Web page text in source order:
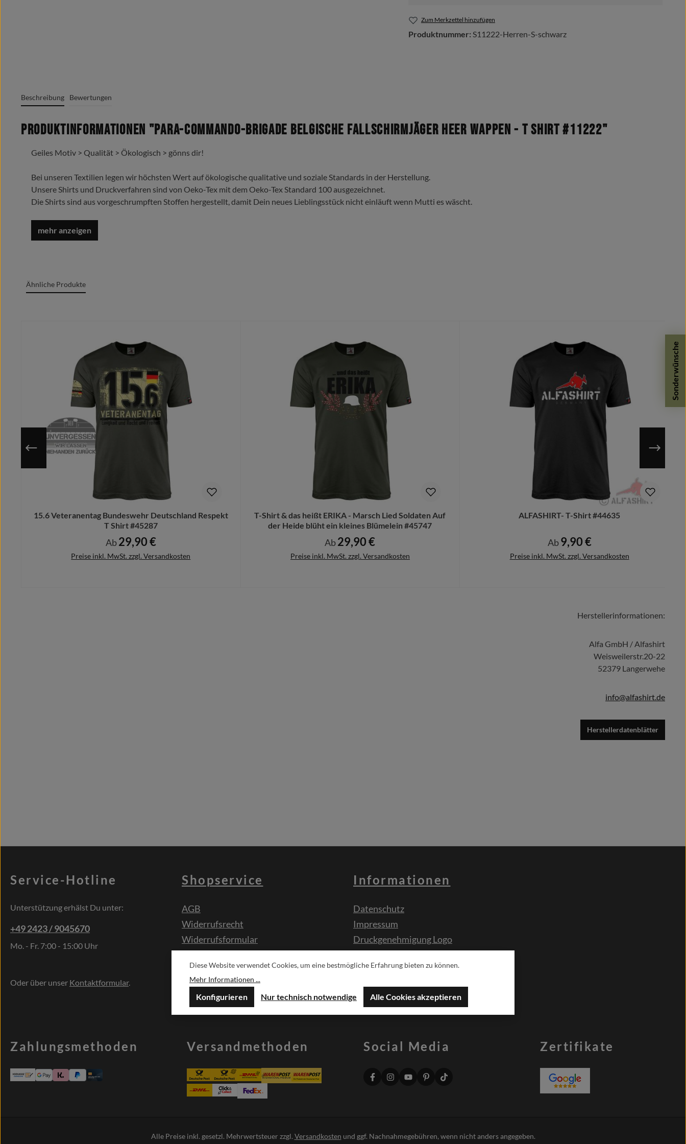
Zum Merkzettel hinzufügen
Produktnummer: S11222-Herren-S-schwarz
Sonderwünsche
Beschreibung Bewertungen
Produktinformationen "Para-Commando-Brigade Belgische Fallschirmjäger Heer Wappen - T Shirt #11222"
Geiles Motiv > Qualität > Ökologisch > gönns dir!
Bei unseren Textilien legen wir höchsten Wert auf ökologische qualitative und soziale Standards in der Herstellung.
Unsere Shirts und Druckverfahren sind von Oeko-Tex mit dem Oeko-Tex Standard 100 ausgezeichnet.
Die Shirts sind aus vorgeschrumpften Stoffen hergestellt, damit Dein neues Lieblingsstück nicht einläuft wenn Mutti es wäscht.
Trage es liebe es lebe es !
100% Baumwolle/cotton/coton(m.)/Algodón
Moderner zeitgemäßer Schnitt
Optimale Wärmeübertragung, angenehmes Tragegefühl
Extrem glatte und fusselfreie Oberfläche
Kragenband im Nacken für cleanes Finish
Individuell auf deine ausgewählte Größe gedruckt
Nutze die hinterlegte Größentabelle um sicher zu gehen, dass du die richtige Größe wählst.
Da das Motiv erst nach Bestelleingang auf deine gewählte Größe gedruckt wird, ist ein Umtausch nur aus Qualitätsmängeln möglich.
Du hast eine bessere/eigene Idee?
Schicke uns Deinen Motivwunsch vorab und wir designen Deinen Produktvorschlag kostenlos.
Bitte beachte hierbei, dass nach dem Kauf keine Änderungen mehr vorgenommen werden können.
Ähnliche Produkte
15.6 Veteranentag Bundeswehr Deutschland Respekt
T Shirt #45287
Regulärer Preis:
Ab29,90 €
Preise inkl. MwSt. zzgl. Versandkosten
T-Shirt & das heißt ERIKA - Marsch Lied Soldaten Auf
der Heide blüht ein kleines Blümelein #45747
Regulärer Preis:
Ab29,90 €
Preise inkl. MwSt. zzgl. Versandkosten
ALFASHIRT- T-Shirt #44635
Regulärer Preis:
Ab9,90 €
Preise inkl. MwSt. zzgl. Versandkosten
DetailsHerstellerinformationen:
Alfa GmbH / Alfashirt
Weisweilerstr.20-22
52379 Langerwehe
info@alfashirt.de
Herstellerdatenblätter
Service-Hotline
Unterstützung erhälst Du unter:
+49 2423 / 9045670
Mo. - Fr. 7:00 - 15:00 Uhr
Oder über unser Kontaktformular.
Shopservice
AGB
Widerrufsrecht
Widerrufsformular
Sonderwünsche
Informationen
Datenschutz
Impressum
Druckgenehmigung Logo
Zahlungsmethoden Versandmethoden Social Media Zertifikate
Alle Preise inkl. gesetzl. Mehrwertsteuer zzgl. Versandkosten und ggf. Nachnahmegebühren, wenn nicht anders angegeben.
Diese Website verwendet Cookies, um eine bestmögliche Erfahrung bieten zu können.
Mehr Informationen ...
Nur technisch notwendige
Konfigurieren Alle Cookies akzeptieren